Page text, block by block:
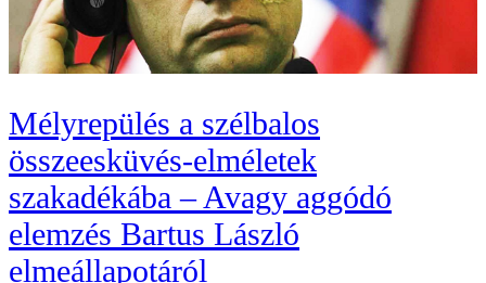
Mélyrepülés a szélbalos
összeesküvés-elméletek
szakadékába – Avagy aggódó
elemzés Bartus László
elmeállapotáról